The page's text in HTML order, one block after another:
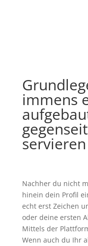
immens
servieren
Nachher du nicht
hinein dein Profil
echt erst Zeichen
oder deine ersten
Mittels der
Wenn auch du Ihr